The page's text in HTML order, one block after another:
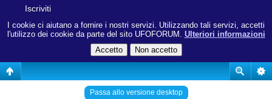
I cookie ci aiutano a fornire i nostri servizi. Utilizzando tali servizi, accetti
l'utilizzo dei cookie da parte del sito UFOFORUM. Ulteriori informazioni
Iscriviti
Passa allo versione desktop